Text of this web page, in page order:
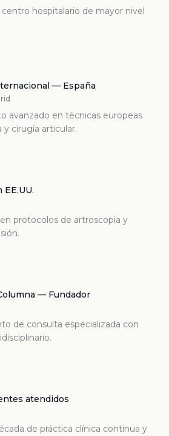
hospitalario de mayor nivel
— España
avanzado en técnicas europeas
y cirugía articular.
protocolos de artroscopia y
— Fundador
de consulta especializada con
atendidos
de práctica clínica continua y